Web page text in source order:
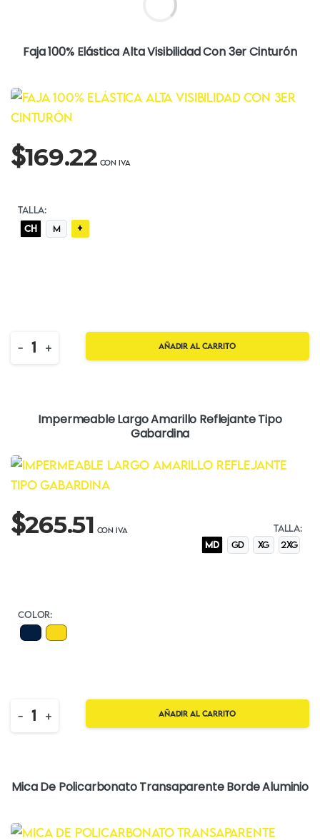
Faja 100% Elástica Alta Visibilidad Con 3er Cinturón
$169.22
TALLA:
CH
M +
Quantity
- + Añadir al carrito
Impermeable Largo Amarillo Reflejante Tipo
Gabardina
$265.51
TALLA:
MD
GD XG 2XG
COLOR:
Quantity
- + Añadir al carrito
Mica De Policarbonato Transaparente Borde Aluminio